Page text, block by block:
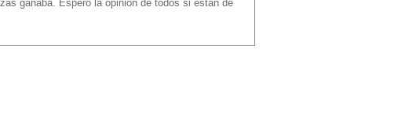
ganaba. Espero la opinión de todos si estan de